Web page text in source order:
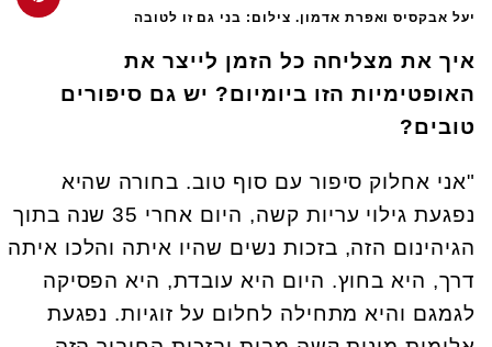
יעל אבקסיס ואפרת אדמון. צילום: בני גם זו לטובה
איך את מצליחה כל הזמן לייצר את
האופטימיות הזו ביומיום? יש גם סיפורים
טובים?
"אני אחלוק סיפור עם סוף טוב. בחורה שהיא
נפגעת גילוי עריות קשה, היום אחרי 35 שנה בתוך
הגיהינום הזה, בזכות נשים שהיו איתה והלכו איתה
דרך, היא בחוץ. היום היא עובדת, היא הפסיקה
לגמגם והיא מתחילה לחלום על זוגיות. נפגעת